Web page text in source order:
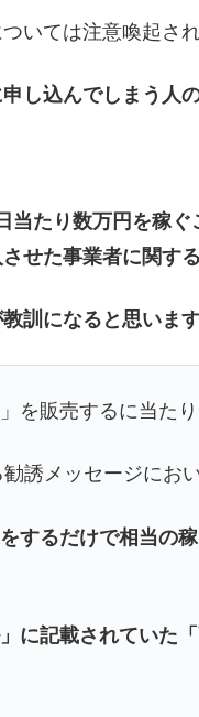
いては注意喚起され
し込んでしまう人
当たり数万円を稼
せた事業者に関す
訓になると思います
を販売するに当たり
誘メッセージにおい
するだけで相当の
に記載されていた